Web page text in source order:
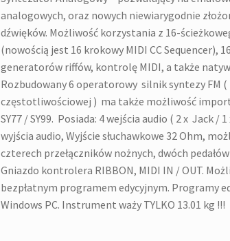
analogowych, oraz nowych niewiarygodnie
dźwięków. Możliwość korzystania z 16-
(nowością jest 16 krokowy MIDI CC Sequencer),
generatorów riffów, kontrolę MIDI, a także
Rozbudowany 6 operatorowy silnik syntezy FM
częstotliwościowej ) ma także możliwość
SY77 / SY99. Posiada: 4 wejścia audio ( 2 x Jack /
wyjścia audio, Wyjście słuchawkowe 32 Ohm,
czterech przełączników nożnych, dwóch pedałów
Gniazdo kontrolera RIBBON, MIDI IN / OUT.
bezpłatnym programem edycyjnym. Programy
Windows PC. Instrument waży TYLKO 13.01 kg !!!